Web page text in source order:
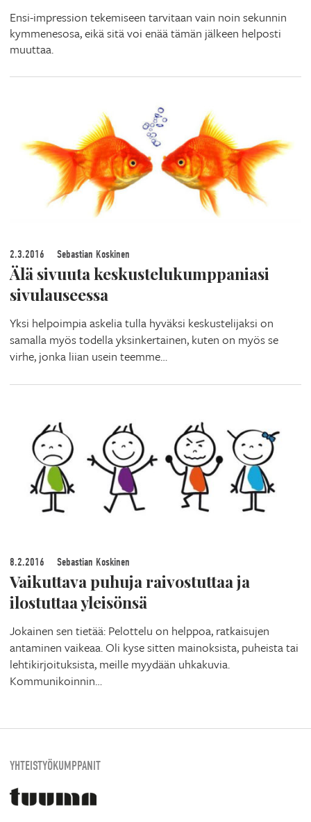
Ensi-impression tekemiseen tarvitaan vain noin sekunnin
kymmenesosa, eikä sitä voi enää tämän jälkeen helposti
muuttaa.
2.3.2016 Sebastian Koskinen
Älä sivuuta keskustelukumppaniasi
sivulauseessa
Yksi helpoimpia askelia tulla hyväksi keskustelijaksi on
samalla myös todella yksinkertainen, kuten on myös se
virhe, jonka liian usein teemme…
8.2.2016 Sebastian Koskinen
Vaikuttava puhuja raivostuttaa ja
ilostuttaa yleisönsä
Jokainen sen tietää: Pelottelu on helppoa, ratkaisujen
antaminen vaikeaa. Oli kyse sitten mainoksista, puheista tai
lehtikirjoituksista, meille myydään uhkakuvia.
Kommunikoinnin…
YHTEISTYÖKUMPPANIT